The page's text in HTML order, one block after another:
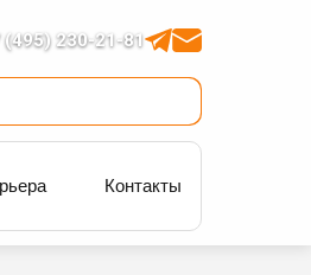
(495) 230-21-81
Контакты